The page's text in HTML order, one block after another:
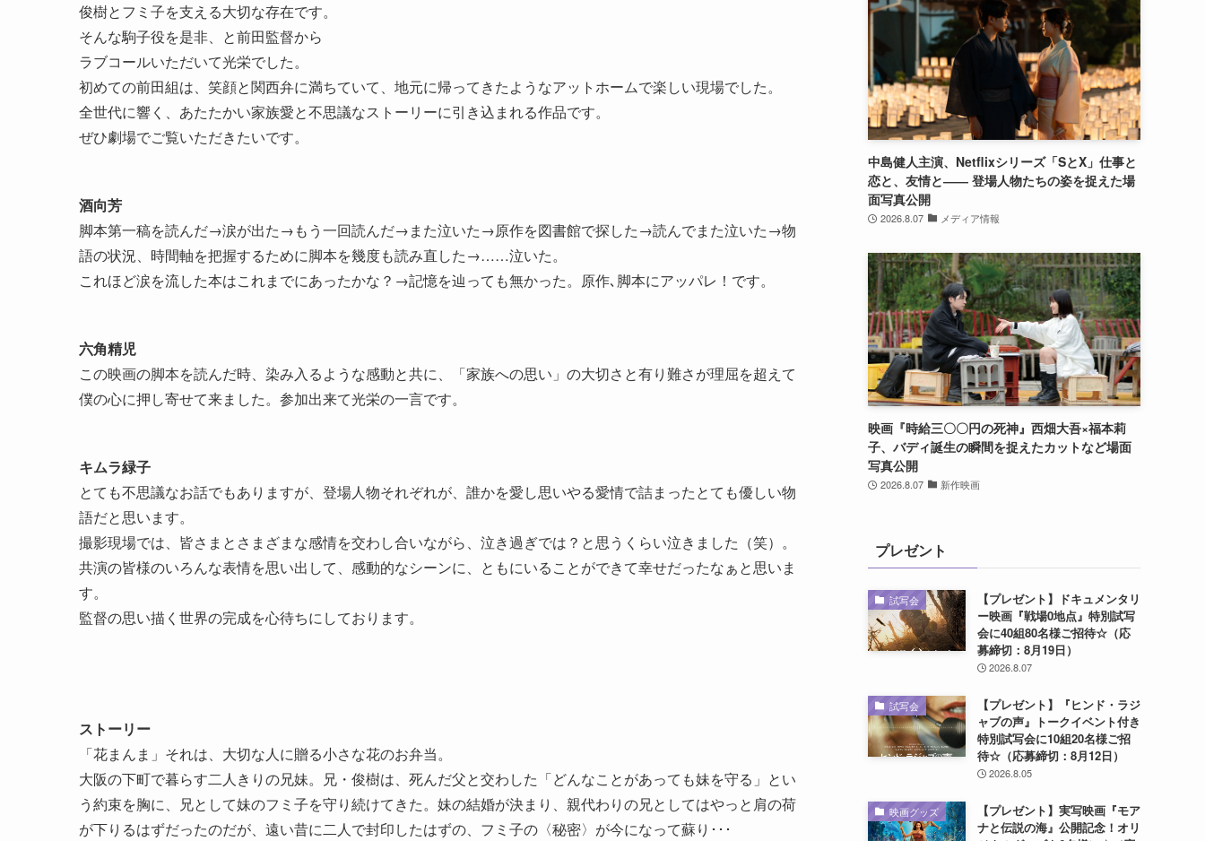
俊樹とフミ子を支える大切な存在です。
そんな駒子役を是非、と前田監督から
ラブコールいただいて光栄でした。
初めての前田組は、笑顔と関西弁に満ちていて、地元に帰ってきたようなアットホームで楽しい現場でした。
全世代に響く、あたたかい家族愛と不思議なストーリーに引き込まれる作品です。
ぜひ劇場でご覧いただきたいです。
酒向芳
脚本第一稿を読んだ→涙が出た→もう一回読んだ→また泣いた→原作を図書館で探した→読んでまた泣いた→物
語の状況、時間軸を把握するために脚本を幾度も読み直した→……泣いた。
これほど涙を流した本はこれまでにあったかな？→記憶を辿っても無かった。原作､脚本にアッパレ！です。
六角精児
この映画の脚本を読んだ時、染み入るような感動と共に、「家族への思い」の大切さと有り難さが理屈を超えて
僕の心に押し寄せて来ました。参加出来て光栄の一言です。
キムラ緑子
とても不思議なお話でもありますが、登場人物それぞれが、誰かを愛し思いやる愛情で詰まったとても優しい物
語だと思います。
撮影現場では、皆さまとさまざまな感情を交わし合いながら、泣き過ぎでは？と思うくらい泣きました（笑）。
共演の皆様のいろんな表情を思い出して、感動的なシーンに、ともにいることができて幸せだったなぁと思いま
す。
監督の思い描く世界の完成を心待ちにしております。
ストーリー
「花まんま」それは、大切な人に贈る小さな花のお弁当。
大阪の下町で暮らす二人きりの兄妹。兄・俊樹は、死んだ父と交わした「どんなことがあっても妹を守る」とい
う約束を胸に、兄として妹のフミ子を守り続けてきた。妹の結婚が決まり、親代わりの兄としてはやっと肩の荷
が下りるはずだったのだが、遠い昔に二人で封印したはずの、フミ子の〈秘密〉が今になって蘇り･･･
中島健人主演、Netflixシリーズ「SとX」仕事と
恋と、友情と―― 登場人物たちの姿を捉えた場
面写真公開
2026.8.07 メディア情報
映画『時給三〇〇円の死神』西畑大吾×福本莉
子、バディ誕生の瞬間を捉えたカットなど場面
写真公開
2026.8.07 新作映画
プレゼント
試写会
【プレゼント】ドキュメンタリ
ー映画『戦場0地点』特別試写
会に40組80名様ご招待☆（応
募締切：8月19日）
2026.8.07
試写会
【プレゼント】『ヒンド・ラジ
ャブの声』トークイベント付き
特別試写会に10組20名様ご招
待☆（応募締切：8月12日）
2026.8.05
映画グッズ
【プレゼント】実写映画『モア
ナと伝説の海』公開記念！オリ